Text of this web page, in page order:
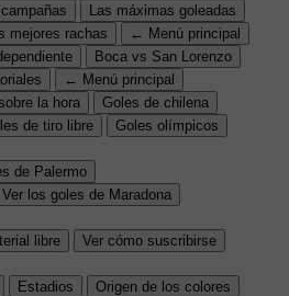
Las máximas goleadas
mejores rachas
← Menú principal
Boca vs San Lorenzo
← Menú principal
la hora
Goles de chilena
de tiro libre
Goles olímpicos
de Palermo
Ver los goles de Maradona
libre
Ver cómo suscribirse
Estadios
Origen de los colores